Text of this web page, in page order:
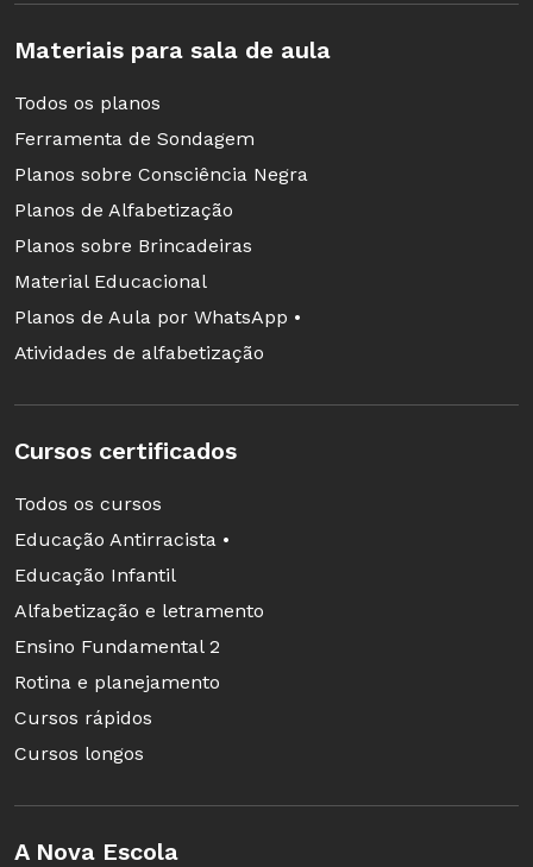
Um abraço,
Débora Garofalo
Tecnologias da Secretaria Estadual de Educação
de São Paulo (SEE SP) e professora da rede
pública de ensino de São Paulo. Formada em
Letras e Pedagogia, mestranda em Educação pela
PUC-SP, vencedora na temática Especial
Inovação na Educação no Prêmio Professores do
Brasil e uma das dez finalistas do Global Teacher
Prize, o Nobel da Educação.
Materiais para sala de aula
Todos os planos
Ferramenta de Sondagem
Planos sobre Consciência Negra
Planos de Alfabetização
Planos sobre Brincadeiras
Material Educacional
Planos de Aula por WhatsApp •
Atividades de alfabetização
Cursos certificados
Todos os cursos
Educação Antirracista •
Educação Infantil
Alfabetização e letramento
Ensino Fundamental 2
Rotina e planejamento
Cursos rápidos
Cursos longos
A Nova Escola